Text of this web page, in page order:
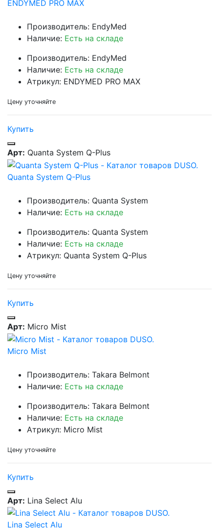
ENDYMED PRO MAX
Производитель: EndyMed
Наличие: Есть на складе
Производитель: EndyMed
Наличие: Есть на складе
Атрикул: ENDYMED PRO MAX
Цену уточняйте
Купить
Арт: Quanta System Q-Plus
Quanta System Q-Plus
Производитель: Quanta System
Наличие: Есть на складе
Производитель: Quanta System
Наличие: Есть на складе
Атрикул: Quanta System Q-Plus
Цену уточняйте
Купить
Арт: Micro Mist
Micro Mist
Производитель: Takara Belmont
Наличие: Есть на складе
Производитель: Takara Belmont
Наличие: Есть на складе
Атрикул: Micro Mist
Цену уточняйте
Купить
Арт: Lina Select Alu
Lina Select Alu